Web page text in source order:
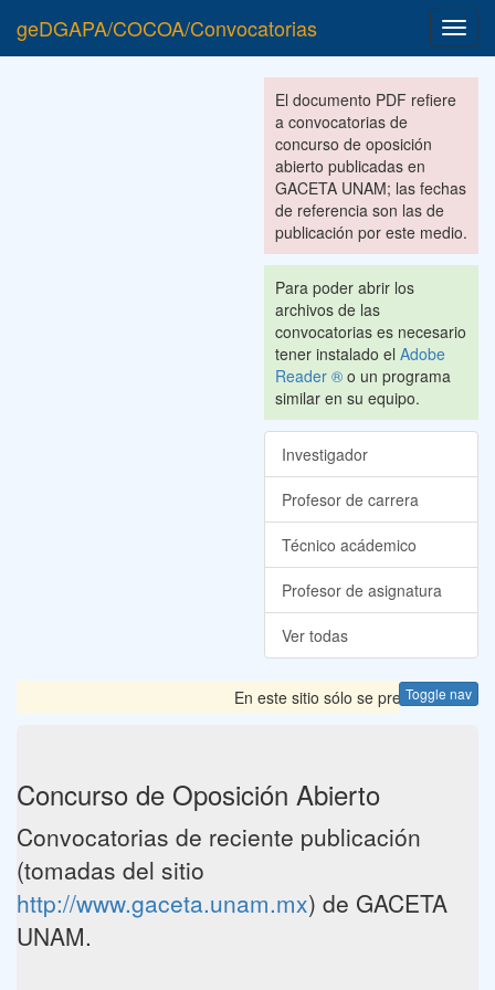
geDGAPA/COCOA/Convocatorias
El documento PDF refiere
a convocatorias de
concurso de oposición
abierto publicadas en
GACETA UNAM; las fechas
de referencia son las de
publicación por este medio.
Para poder abrir los
archivos de las
convocatorias es necesario
tener instalado el Adobe
Reader ® o un programa
similar en su equipo.
Investigador
Profesor de carrera
Técnico acádemico
Profesor de asignatura
Ver todas
Toggle nav
En este sitio sólo se presentan las
Concurso de Oposición Abierto
Convocatorias de reciente publicación
(tomadas del sitio
http://www.gaceta.unam.mx) de GACETA
UNAM.